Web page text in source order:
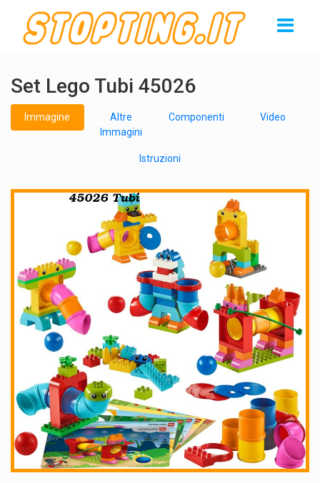
Set Lego Tubi 45026
Immagine
Altre
Immagini
Componenti Video
Istruzioni